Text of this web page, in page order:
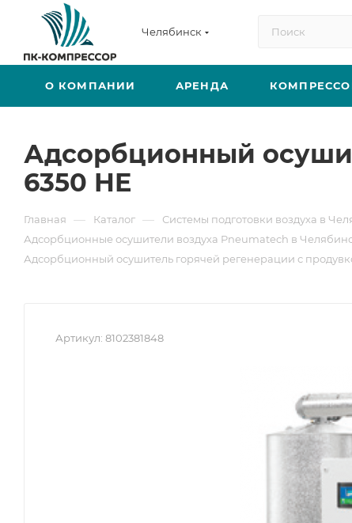
Челябинск
О КОМПАНИИ АРЕНДА
Адсорбционный
6350 HE
Главная — Каталог — Системы подготовки воздуха в
Адсорбционные осушители воздуха Pneumatech в
Адсорбционный осушитель горячей регенерации с
Артикул: 8102381848